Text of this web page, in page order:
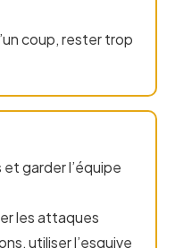
coup, rester trop
garder l’équipe
les attaques
utiliser l’esquive